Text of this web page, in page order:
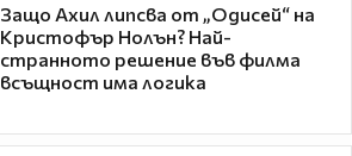
Защо Ахил липсва от „Одисей“ на
Кристофър Нолън? Най-
странното решение във филма
всъщност има логика